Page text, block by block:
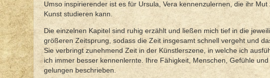
Umso inspirierender ist es für Ursula, Vera kennenzulernen, die ihr
Kunst studieren kann.
Die einzelnen Kapitel sind ruhig erzählt und ließen mich tief in die
größeren Zeitsprung, sodass die Zeit insgesamt schnell vergeht und
Sie verbringt zunehmend Zeit in der Künstlerszene, in welche ich
ich immer besser kennenlernte. Ihre Fähigkeit, Menschen, Gefühle
gelungen beschrieben.